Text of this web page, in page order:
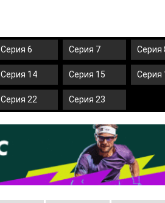
Серия 6 Серия 7 Серия
Серия 14 Серия 15 Серия
Серия 22 Серия 23